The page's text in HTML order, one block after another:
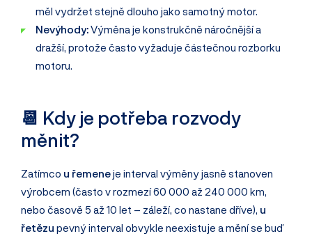
měl vydržet stejně dlouho jako samotný motor.
Nevýhody:Výměna je konstrukčně náročnější a
dražší, protože často vyžaduje částečnou rozborku
motoru.
📆 Kdy je potřeba rozvody
měnit?
Zatímco u řemeneje interval výměny jasně stanoven
výrobcem (často v rozmezí 60 000 až 240 000 km,
nebo časově 5 až 10 let – záleží, co nastane dříve), u
řetězu pevný interval obvykle neexistuje a mění se buď